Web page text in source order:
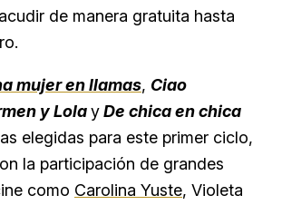
de manera gratuita hasta
mujer en llamas, Ciao
y LolayDe chica en chica
elegidas para este primer ciclo,
la participación de grandes
como Carolina Yuste, Violeta